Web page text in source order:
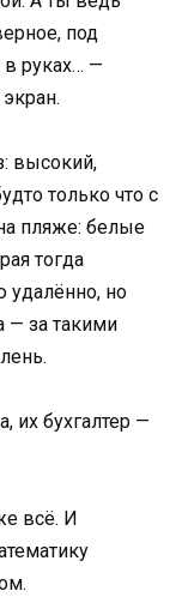
под
руках… —
высокий,
только что с
пляже: белые
тогда
удалённо, но
— за такими
их бухгалтер —
всё. И